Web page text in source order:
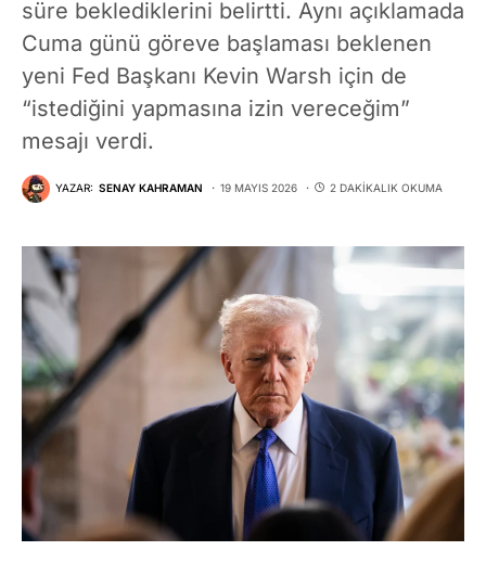
süre beklediklerini belirtti. Aynı açıklamada
Cuma günü göreve başlaması beklenen
yeni Fed Başkanı Kevin Warsh için de
“istediğini yapmasına izin vereceğim”
mesajı verdi.
YAZAR: SENAY KAHRAMAN 19 MAYIS 2026 2 DAKIKALIK OKUMA